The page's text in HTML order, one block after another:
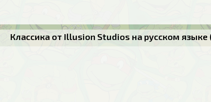
Классика от Illusion Studios на русском